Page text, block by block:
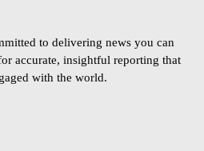
to delivering news you can
accurate, insightful reporting that
with the world.